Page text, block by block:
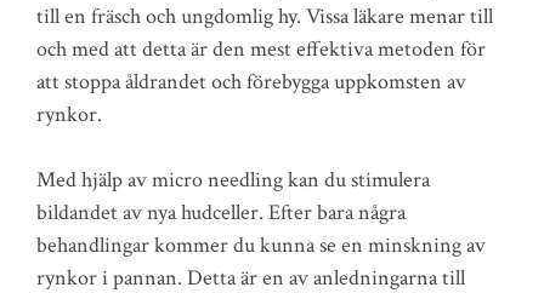
till en fräsch och ungdomlig hy. Vissa läkare menar till
och med att detta är den mest effektiva metoden för
att stoppa åldrandet och förebygga uppkomsten av
rynkor.
Med hjälp av micro needling kan du stimulera
bildandet av nya hudceller. Efter bara några
behandlingar kommer du kunna se en minskning av
rynkor i pannan. Detta är en av anledningarna till